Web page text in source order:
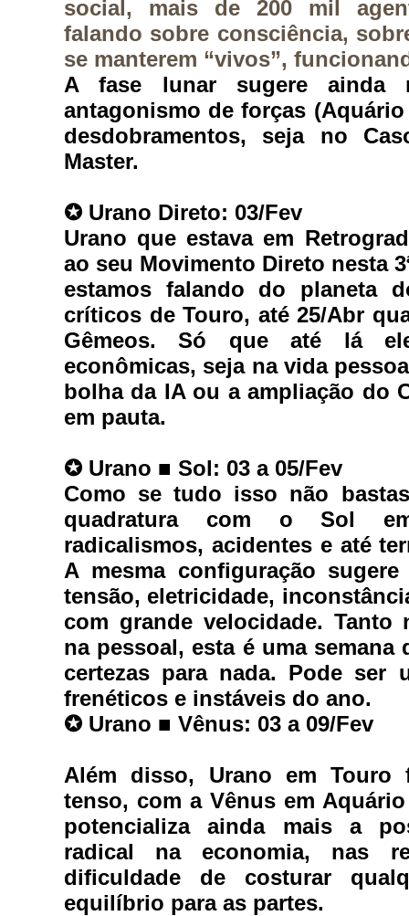
social, mais de 200 mil
falando sobre consciência,
se manterem “vivos”,
A fase lunar sugere ainda
antagonismo de forças
desdobramentos, seja no
Master.
✪ Urano Direto: 03/Fev
Urano que estava em
ao seu Movimento Direto nesta
estamos falando do planeta
críticos de Touro, até 25/Abr
Gêmeos. Só que até lá
econômicas, seja na vida
bolha da IA ou a ampliação do
em pauta.
✪ Urano ■ Sol: 03 a 05/Fev
Como se tudo isso não
quadratura com o Sol
A mesma configuração
tensão, eletricidade,
com grande velocidade. Tanto
na pessoal, esta é uma semana
certezas para nada. Pode ser
frenéticos e instáveis do ano.
✪ Urano ■ Vênus: 03 a 09/Fev
Além disso, Urano em Touro
tenso, com a Vênus em
potencializa ainda mais a
radical na economia, nas
dificuldade de costurar
equilíbrio para as partes.